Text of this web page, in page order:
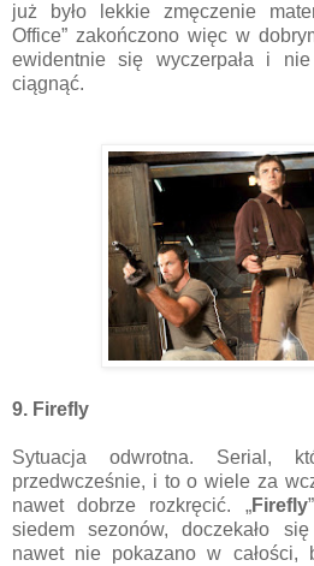
już było lekkie zmęczenie
Office” zakończono więc w
ewidentnie się wyczerpała i
ciągnąć.
9. Firefly
Sytuacja odwrotna. Serial,
przedwcześnie, i to o wiele za
nawet dobrze rozkręcić. „Firefly
siedem sezonów, doczekało
nawet nie pokazano w całości,